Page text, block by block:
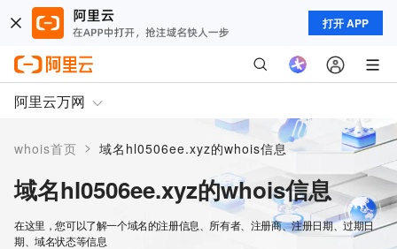
打开 APP
阿里云万网
whois首页 > 域名hl0506ee.xyz的whois信息
域名hl0506ee.xyz的whois信息
在这里，您可以了解一个域名的注册信息、所有者、注册商、注册日期、过期日
期、域名状态等信息